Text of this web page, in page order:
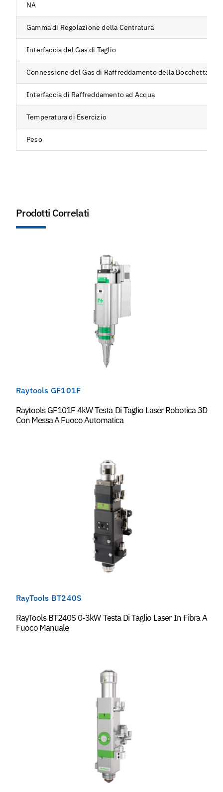
NA
Gamma di Regolazione della Centratura
Interfaccia del Gas di Taglio
Connessione del Gas di Raffreddamento della Bocchetta
Interfaccia di Raffreddamento ad Acqua
Temperatura di Esercizio
Peso
Prodotti Correlati
Raytools GF101F
Raytools GF101F 4kW Testa Di Taglio Laser Robotica 3D
Con Messa A Fuoco Automatica
RayTools BT240S
RayTools BT240S 0-3kW Testa Di Taglio Laser In Fibra A
Fuoco Manuale